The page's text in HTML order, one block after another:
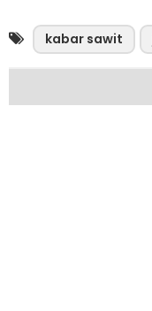
kabar sawit